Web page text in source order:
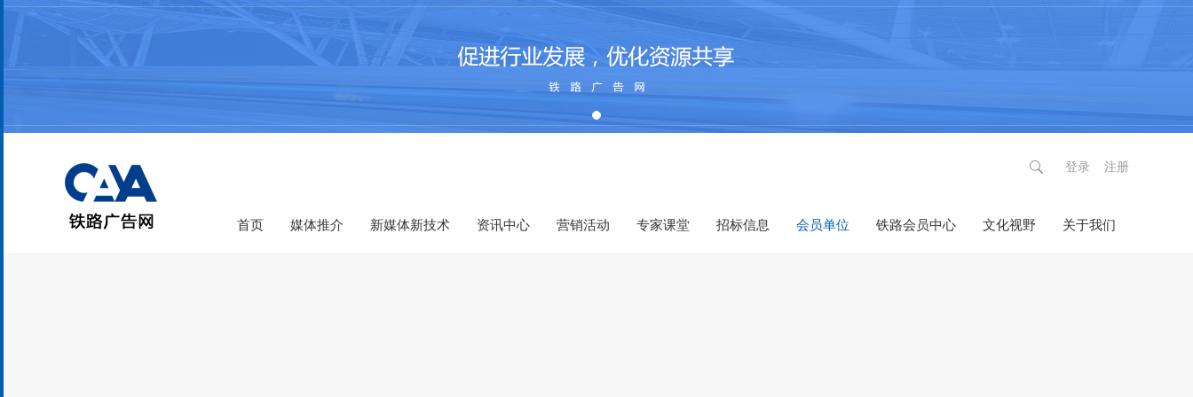
登录 注册
首页 媒体推介 新媒体新技术 资讯中心 营销活动 专家课堂 招标信息 会员单位 铁路会员中心 文化视野 关于我们